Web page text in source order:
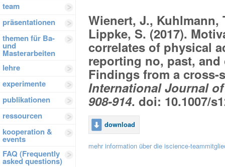
team
präsentationen
themen für Ba-
und
Masterarbeiten
lehre
experimente
publikationen
ressourcen
kooperation &
events
FAQ (Frequently
asked questions)
Wienert, J., Kuhlmann,
Lippke, S. (2017).
correlates of physical
reporting no, past,
Findings from a
International Journal
908-914. doi: 10.1007/
download
mehr information über die iscience-